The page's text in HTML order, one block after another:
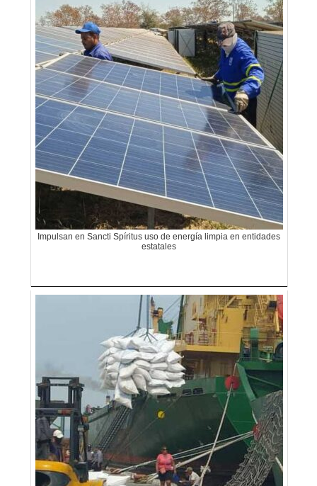
Impulsan en Sancti Spíritus uso de energía limpia en entidades
estatales